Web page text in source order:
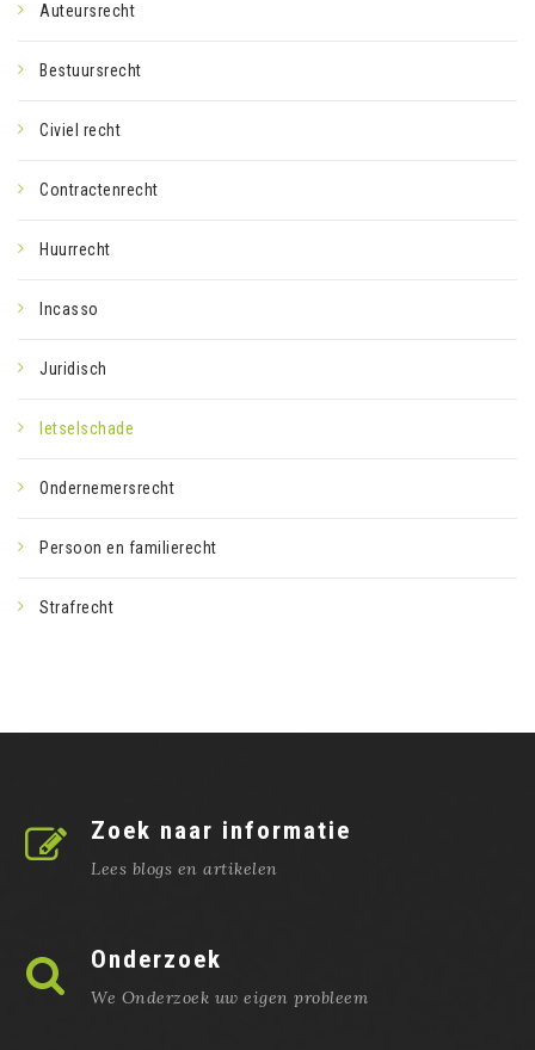
Auteursrecht
Bestuursrecht
Civiel recht
Contractenrecht
Huurrecht
Incasso
Juridisch
letselschade
Ondernemersrecht
Persoon en familierecht
Strafrecht
Zoek naar informatie
Lees blogs en artikelen
Onderzoek
We Onderzoek uw eigen probleem